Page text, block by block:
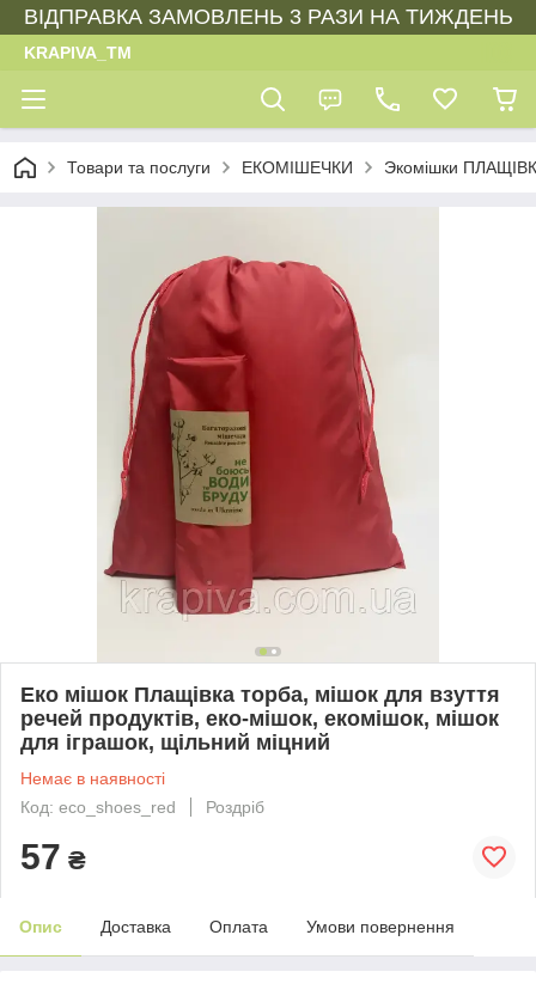
ВІДПРАВКА ЗАМОВЛЕНЬ 3 РАЗИ НА ТИЖДЕНЬ
KRAPIVA_TM
Товари та послуги ЕКОМІШЕЧКИ Экомішки
Еко мішок Плащівка торба, мішок для взуття
речей продуктів, еко-мішок, екомішок, мішок
для іграшок, щільний міцний
Немає в наявності
Код: eco_shoes_red
Роздріб
57 ₴
Опис Доставка Оплата Умови повернення